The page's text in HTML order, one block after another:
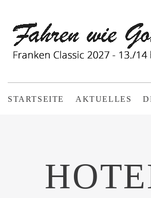
STARTSEITE AKTUELLES